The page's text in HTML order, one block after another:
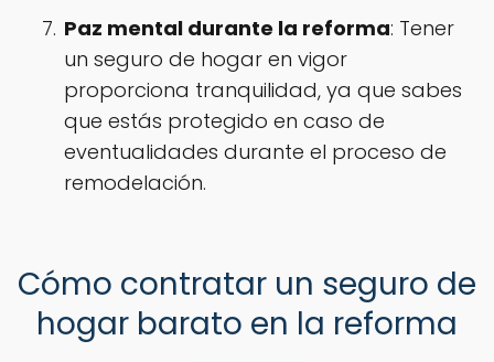
Paz mental durante la reforma: Tener
un seguro de hogar en vigor
proporciona tranquilidad, ya que sabes
que estás protegido en caso de
eventualidades durante el proceso de
remodelación.
Cómo contratar un seguro de
hogar barato en la reforma